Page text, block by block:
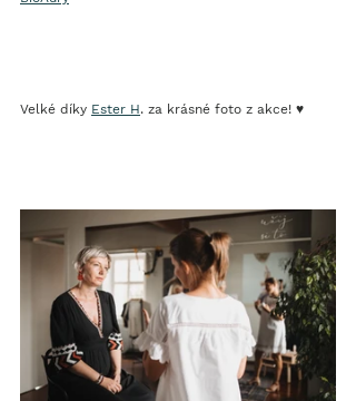
Velké díky Ester H. za krásné foto z akce! ♥️